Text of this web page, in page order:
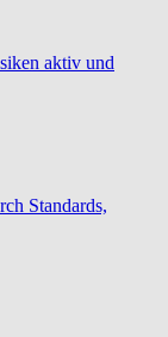
aktiv und
Standards,